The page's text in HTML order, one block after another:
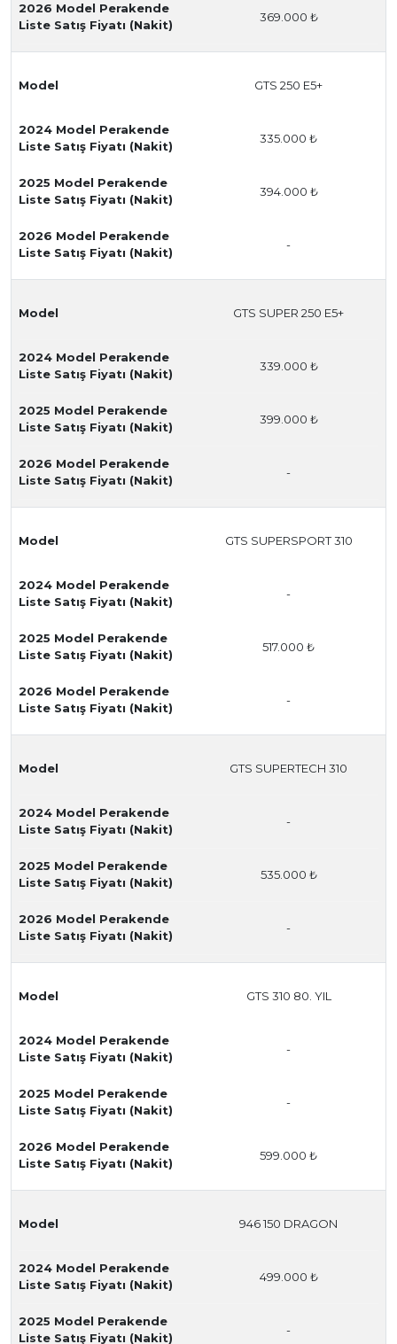
2026 Model Perakende
Liste Satış Fiyatı (Nakit)
369.000 ₺
Model GTS 250 E5+
2024 Model Perakende
Liste Satış Fiyatı (Nakit)
335.000 ₺
2025 Model Perakende
Liste Satış Fiyatı (Nakit)
394.000 ₺
2026 Model Perakende
Liste Satış Fiyatı (Nakit)
-
Model GTS SUPER 250 E5+
2024 Model Perakende
Liste Satış Fiyatı (Nakit)
339.000 ₺
2025 Model Perakende
Liste Satış Fiyatı (Nakit)
399.000 ₺
2026 Model Perakende
Liste Satış Fiyatı (Nakit)
-
Model GTS SUPERSPORT 310
2024 Model Perakende
Liste Satış Fiyatı (Nakit)
-
2025 Model Perakende
Liste Satış Fiyatı (Nakit)
517.000 ₺
2026 Model Perakende
Liste Satış Fiyatı (Nakit)
-
Model GTS SUPERTECH 310
2024 Model Perakende
Liste Satış Fiyatı (Nakit)
-
2025 Model Perakende
Liste Satış Fiyatı (Nakit)
535.000 ₺
2026 Model Perakende
Liste Satış Fiyatı (Nakit)
-
Model GTS 310 80. YIL
2024 Model Perakende
Liste Satış Fiyatı (Nakit)
-
2025 Model Perakende
Liste Satış Fiyatı (Nakit)
-
2026 Model Perakende
Liste Satış Fiyatı (Nakit)
599.000 ₺
Model 946 150 DRAGON
2024 Model Perakende
Liste Satış Fiyatı (Nakit)
499.000 ₺
2025 Model Perakende
Liste Satış Fiyatı (Nakit)
-